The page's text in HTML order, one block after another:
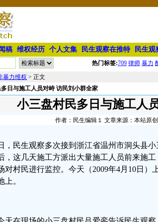
稿 维权经历 个人文集 民生观察在推特 民生观
热门标签:709 律师 暴力
暴力维权 > 正文
日与施工人员对峙 访民刘小群全家
小三盘村民多日与施工人
作者：民生编辑１ 文章来源：本站原
，民生观察多次接到浙江省温州市洞头县
，这几天施工方派出大量施工人员前来施
对村民进行监控。今天（2009年4月10日
上。